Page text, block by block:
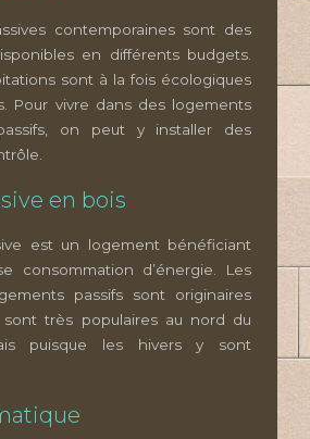
contemporaines sont des
en différents budgets.
sont à la fois écologiques
Pour vivre dans des logements
on peut y installer des
en bois
est un logement bénéficiant
consommation d’énergie. Les
passifs sont originaires
sont très populaires au nord du
puisque les hivers y sont